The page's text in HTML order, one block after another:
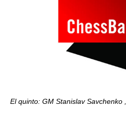
El quinto: GM Stanislav